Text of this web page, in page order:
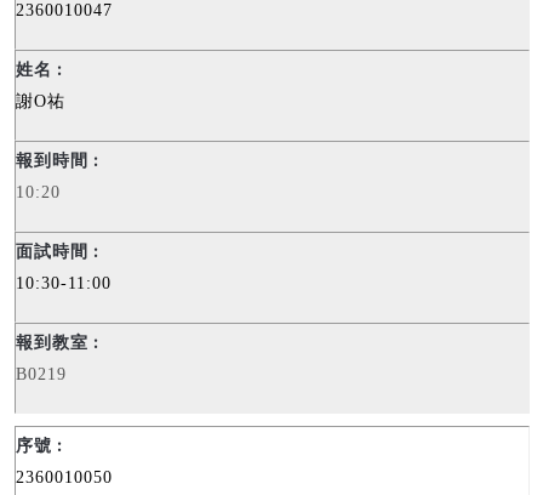
2360010047
謝O祐
10:20
10:30-11:00
B0219
2360010050